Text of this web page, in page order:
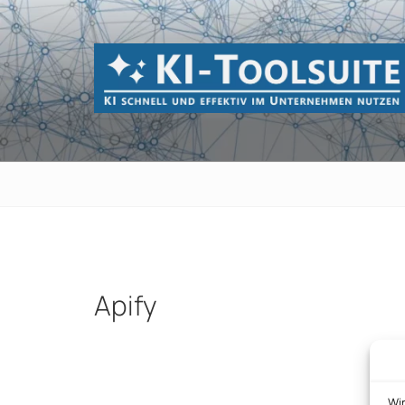
Zum
Inhalt
springen
KI-
KI schnell und effektiv im Unternehmen
Apify